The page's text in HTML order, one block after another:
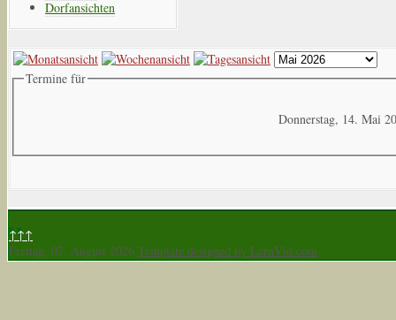
Dorfansichten
Termine für
Donnerstag, 14. Mai
↑↑↑
Freitag, 07. August 2026 Template designed by LernVid.com